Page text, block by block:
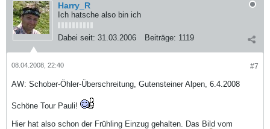
Harry_R
Ich hatsche also bin ich
Dabei seit: 31.03.2006 Beiträge: 1119
#7
08.04.2008, 22:40
AW: Schober-Öhler-Überschreitung, Gutensteiner Alpen, 6.4.2008
Schöne Tour Pauli!
Hier hat also schon der Frühling Einzug gehalten. Das Bild vom